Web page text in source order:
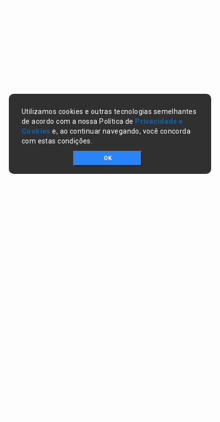
Utilizamos cookies e outras tecnologias semelhantes
de acordo com a nossa Política de Privacidade e
Cookies e, ao continuar navegando, você concorda
com estas condições.
OK